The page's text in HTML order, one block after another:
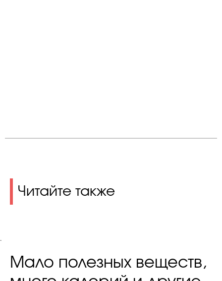
Читайте также
.
Мало полезных веществ,